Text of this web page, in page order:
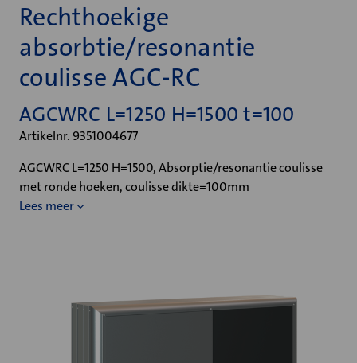
Rechthoekige
absorbtie/resonantie
coulisse AGC-RC
AGCWRC L=1250 H=1500 t=100
Artikelnr. 9351004677
AGCWRC L=1250 H=1500, Absorptie/resonantie coulisse
met ronde hoeken, coulisse dikte=100mm
Lees meer